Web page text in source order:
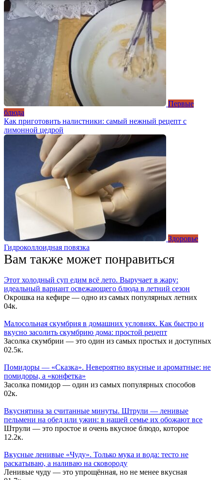
Первые
блюда
Как приготовить налистники: самый нежный рецепт с
лимонной цедрой
Здоровье
Гидроколлоидная повязка
Вам также может понравиться
Этот холодный суп едим всё лето. Выручает в жару:
идеальный вариант освежающего блюда в летний сезон
Окрошка на кефире — одно из самых популярных летних
04к.
Малосольная скумбрия в домашних условиях. Как быстро и
вкусно засолить скумбрию дома: простой рецепт
Засолка скумбрии — это один из самых простых и доступных
02.5к.
Помидоры — «Сказка». Невероятно вкусные и ароматные: не
помидоры, а «конфетка»
Засолка помидор — один из самых популярных способов
02к.
Вкуснятина за считанные минуты. Штрули — ленивые
пельмени на обед или ужин: в нашей семье их обожают все
Штрули — это простое и очень вкусное блюдо, которое
1 2.2к.
Вкусные ленивые «Чуду». Только мука и вода: тесто не
раскатываю, а наливаю на сковороду
Ленивые чуду — это упрощённая, но не менее вкусная